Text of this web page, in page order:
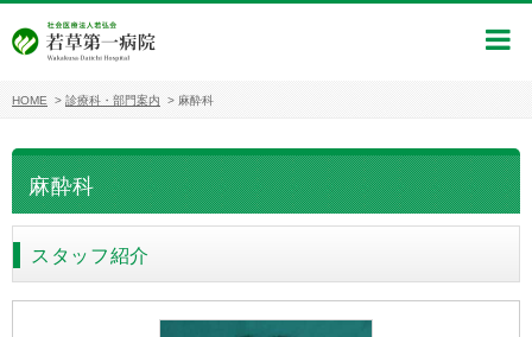
HOME > 診療科・部門案内 > 麻酔科
麻酔科
スタッフ紹介